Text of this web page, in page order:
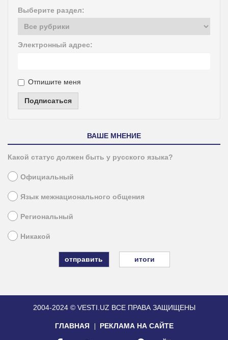
Выберите раздел:
Электронный адрес:
Отпишите меня
Подписаться
ВАШЕ МНЕНИЕ
Какой статус должен быть у русского языка?
Официальный
Язык межнационального общения
Региональный
Никакой
итоги
2004-2024 © VESTI.UZ ВСЕ ПРАВА ЗАЩИЩЕНЫ
ГЛАВНАЯ РЕКЛАМА НА САЙТЕ